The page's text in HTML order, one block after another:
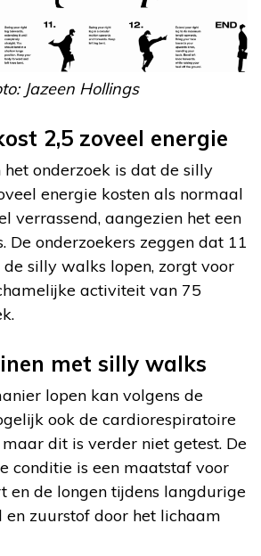
Jazeen Hollings
2,5 zoveel energie
het onderzoek is dat de silly
energie kosten als normaal
verrassend, aangezien het een
De onderzoekers zeggen dat 11
silly walks lopen, zorgt voor
activiteit van 75
met silly walks
lopen kan volgens de
ook de cardiorespiratoire
dit is verder niet getest. De
conditie is een maatstaf voor
en de longen tijdens langdurige
en zuurstof door het lichaam